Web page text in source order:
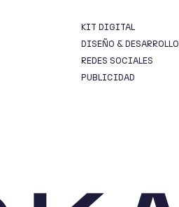
KIT DIGITAL
DISEÑO & DESARROLLO
REDES SOCIALES
PUBLICIDAD